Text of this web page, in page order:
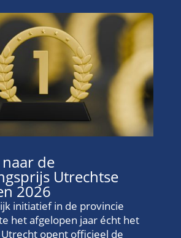
de
Utrechtse
2026
initiatief in de provincie
het afgelopen jaar écht het
Utrecht opent officieel de